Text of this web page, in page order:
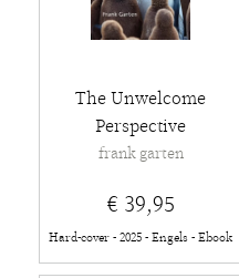
The Unwelcome
Perspective
frank garten
€ 39,95
Hard-cover - 2025 - Engels - Ebook